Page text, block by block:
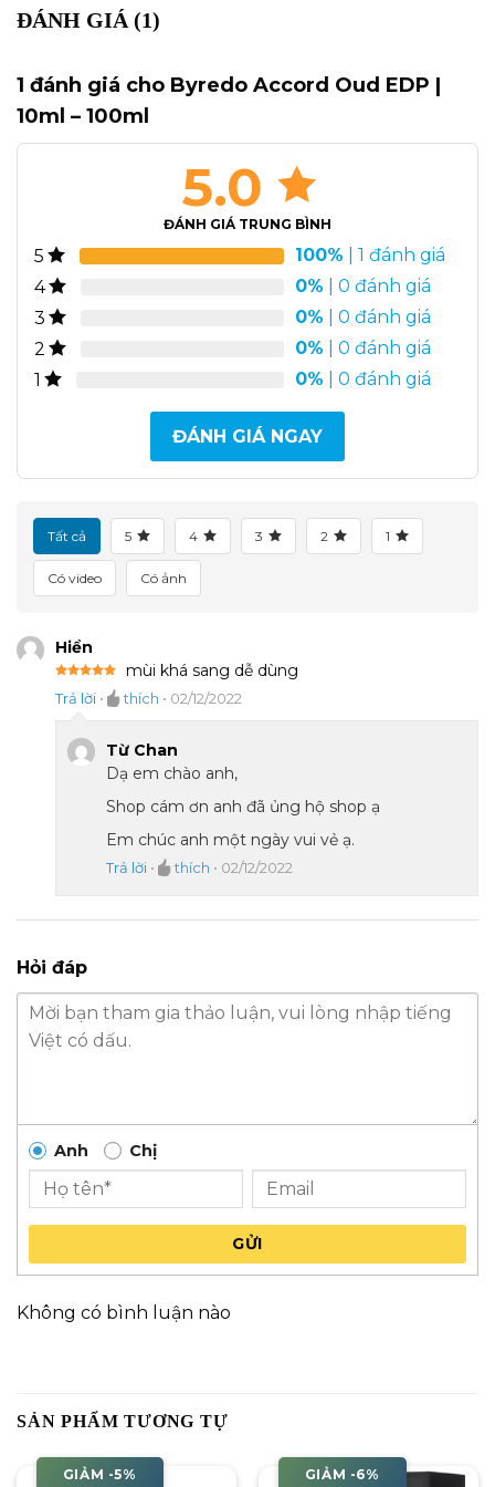
ĐÁNH GIÁ (1)
1 đánh giá cho Byredo Accord Oud EDP |
10ml – 100ml
5.0
ĐÁNH GIÁ TRUNG BÌNH
5 100% | 1 đánh giá
4
0% | 0 đánh giá
3
0% | 0 đánh giá
2
0% | 0 đánh giá
1
0% | 0 đánh giá
ĐÁNH GIÁ NGAY
Tất cả 5 4 3 2 1
Có video Có ảnh
Hiển
hạng5 5
mùi khá sang dễ dùng
Trả lời • thích • 02/12/2022
Từ Chan
Dạ em chào anh,
Shop cám ơn anh đã ủng hộ shop ạ
Em chúc anh một ngày vui vẻ ạ.
Trả lời • thích • 02/12/2022
Hỏi đáp
Anh Chị
GỬI
Không có bình luận nào
SẢN PHẨM TƯƠNG TỰ
GIẢM -5% GIẢM -6%